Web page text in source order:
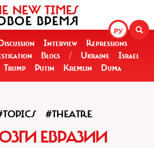
РУ
NEW TIMES
ВРЕМЯ
Interview
Repressions
Blogs / Ukraine
Israel
Trump Putin Kremlin Duma
#THEATRE
ЕВРАЗИИ